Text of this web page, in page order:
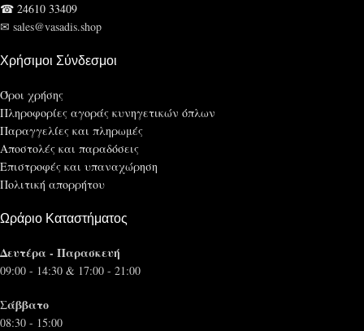
☎ 24610 33409
✉ sales@vasadis.shop
Χρήσιμοι Σύνδεσμοι
Όροι χρήσης
Πληροφορίες αγοράς κυνηγετικών όπλων
Παραγγελίες και πληρωμές
Αποστολές και παραδόσεις
Επιστροφές και υπαναχώρηση
Πολιτική απορρήτου
Ωράριο Καταστήματος
Δευτέρα - Παρασκευή
09:00 - 14:30 & 17:00 - 21:00
Σάββατο
08:30 - 15:00